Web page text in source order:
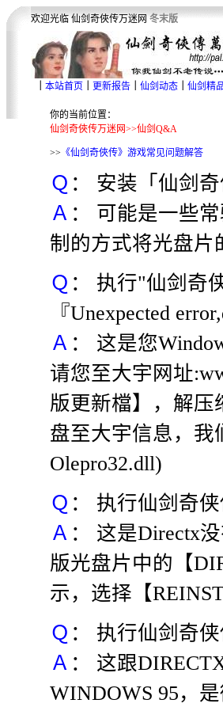
欢迎光临 仙剑奇俠传万迷网 冬末版
本站首页 更新报告｜ 仙剑动态｜ 仙剑精
你的当前位置：
仙剑奇俠传万迷网>>仙剑Q&A
>> 《仙剑奇俠传》游戏常见问题解答
Ｑ ： 安装「仙剑
Ａ ： 可能是一些
制的方式将光盘片
Ｑ ： 执行"仙剑奇
『Unexpected
Ａ ： 这是您
请您至大宇网址
版更新檔】，解压
盘至大宇信息，我
Olepro32.dll)
Ｑ ： 执行仙剑奇
Ａ ： 这是Directx
版光盘片中的【
示，选择【
Ｑ ： 执行仙剑奇
Ａ ： 这跟
WINDOWS 95，